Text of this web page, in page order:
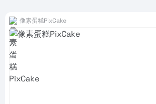
像素蛋糕PixCake